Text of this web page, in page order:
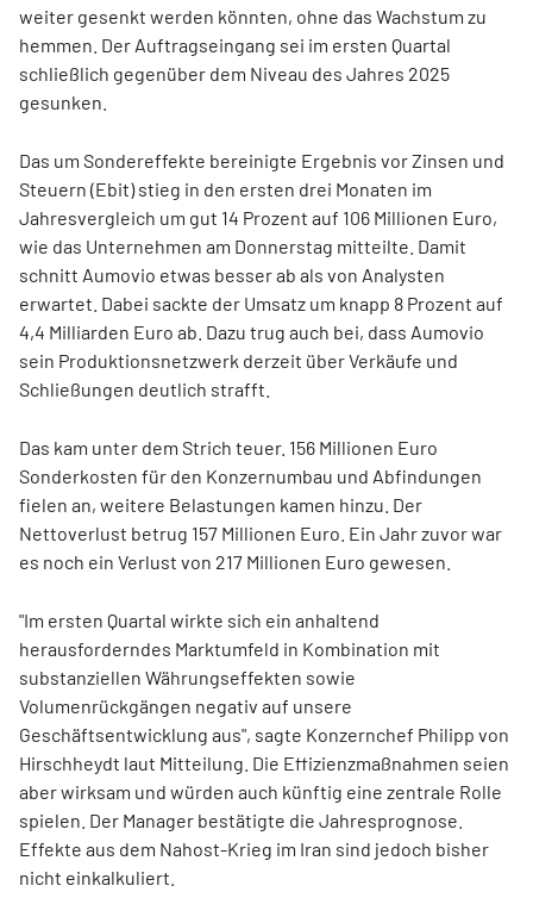
weiter gesenkt werden könnten, ohne das Wachstum zu
hemmen. Der Auftragseingang sei im ersten Quartal
schließlich gegenüber dem Niveau des Jahres 2025
gesunken.
Das um Sondereffekte bereinigte Ergebnis vor Zinsen und
Steuern (Ebit) stieg in den ersten drei Monaten im
Jahresvergleich um gut 14 Prozent auf 106 Millionen Euro,
wie das Unternehmen am Donnerstag mitteilte. Damit
schnitt Aumovio etwas besser ab als von Analysten
erwartet. Dabei sackte der Umsatz um knapp 8 Prozent auf
4,4 Milliarden Euro ab. Dazu trug auch bei, dass Aumovio
sein Produktionsnetzwerk derzeit über Verkäufe und
Schließungen deutlich strafft.
Das kam unter dem Strich teuer. 156 Millionen Euro
Sonderkosten für den Konzernumbau und Abfindungen
fielen an, weitere Belastungen kamen hinzu. Der
Nettoverlust betrug 157 Millionen Euro. Ein Jahr zuvor war
es noch ein Verlust von 217 Millionen Euro gewesen.
"Im ersten Quartal wirkte sich ein anhaltend
herausforderndes Marktumfeld in Kombination mit
substanziellen Währungseffekten sowie
Volumenrückgängen negativ auf unsere
Geschäftsentwicklung aus", sagte Konzernchef Philipp von
Hirschheydt laut Mitteilung. Die Effizienzmaßnahmen seien
aber wirksam und würden auch künftig eine zentrale Rolle
spielen. Der Manager bestätigte die Jahresprognose.
Effekte aus dem Nahost-Krieg im Iran sind jedoch bisher
nicht einkalkuliert.